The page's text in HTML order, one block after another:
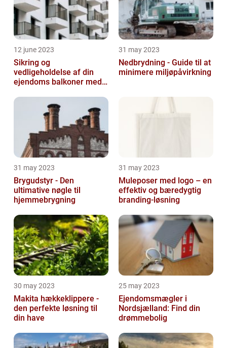
12 june 2023
Sikring og
vedligeholdelse af din
ejendoms balkoner med
31 may 2023
Nedbrydning - Guide til at
minimere miljøpåvirkning
31 may 2023
Brygudstyr - Den
ultimative nøgle til
hjemmebrygning
31 may 2023
Muleposer med logo – en
effektiv og bæredygtig
branding-løsning
30 may 2023
Makita hækkeklippere -
den perfekte løsning til
din have
25 may 2023
Ejendomsmægler i
Nordsjælland: Find din
drømmebolig